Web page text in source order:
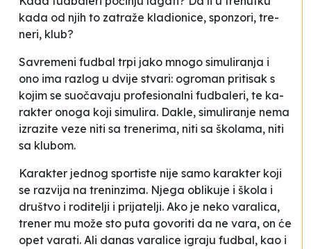
ka­da od njih to za­tra­že kla­di­oni­ce, spon­zo­ri, tre­
ne­ri, klub?
Sa­vre­me­ni fu­dbal trpi ja­ko mno­go si­mu­li­ra­nja i
ono ima ra­zlog u dvi­je stva­ri: ogro­man pri­ti­sak s
ko­jim se su­oča­va­ju pro­fe­si­onal­ni fu­dba­le­ri, te ka­
ra­kter ono­ga ko­ji si­mu­li­ra. Da­kle, si­mu­li­ra­nje ne­ma
izra­zi­te ve­ze ni­ti sa tre­ne­ri­ma, ni­ti sa ško­la­ma, ni­ti
sa klu­bom.
Ka­ra­kter je­dnog spor­tis­te ni­je sa­mo ka­ra­kter ko­ji
se ra­zvi­ja na tre­nin­zi­ma. Nje­ga obli­ku­je i ško­la i
druš­tvo i ro­di­te­lji i pri­ja­te­lji. Ako je ne­ko va­ra­li­ca,
tre­ner mu mo­že sto pu­ta go­vo­ri­ti da ne va­ra, on će
opet va­ra­ti. Ali da­nas va­ra­li­ce igra­ju fu­dbal, kao i